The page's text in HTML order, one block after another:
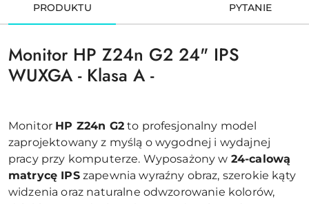
PRODUKTU
PYTANIE
Monitor HP Z24n G2 24" IPS
WUXGA - Klasa A -
Monitor HP Z24n G2to profesjonalny model
zaprojektowany z myślą o wygodnej i wydajnej
pracy przy komputerze. Wyposażony w 24-calową
matrycę IPSzapewnia wyraźny obraz, szerokie kąty
widzenia oraz naturalne odwzorowanie kolorów,